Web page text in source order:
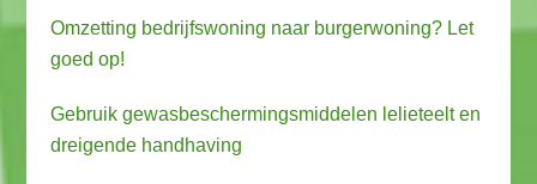
Omzetting bedrijfswoning naar burgerwoning? Let
goed op!
Gebruik gewasbeschermingsmiddelen lelieteelt en
dreigende handhaving